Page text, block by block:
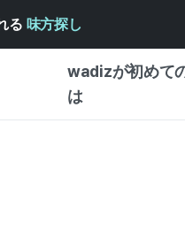
る 味方探し
wadizが初めて
は